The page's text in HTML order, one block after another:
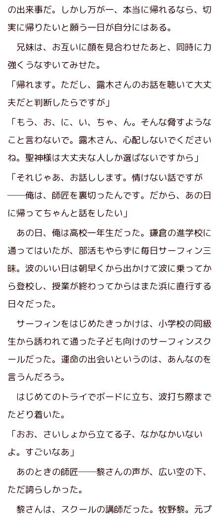
の出来事だ。しかし万が一、本当に帰れるなら、切
実に帰りたいと願う一日が自分にはある。
兄妹は、お互いに顔を見合わせたあと、同時に力
強くうなずいてみせた。
「帰れます。ただし、露木さんのお話を聴いて大丈
夫だと判断したらですが」
「もう、お、に、い、ちゃ、ん。そんな脅すような
こと言わないで。露木さん、心配しないでください
ね。聖神様は大丈夫な人しか選ばないですから」
「それじゃあ、お話しします。情けない話ですが
──俺は、師匠を裏切ったんです。だから、あの日
に帰ってちゃんと話をしたい」
あの日、俺は高校一年生だった。鎌倉の進学校に
通ってはいたが、部活もやらずに毎日サーフィン三
昧。波のいい日は朝早くから出かけて波に乗ってか
ら登校し、授業が終わってからはまた浜に直行する
日々だった。
サーフィンをはじめたきっかけは、小学校の同級
生から誘われて通った子ども向けのサーフィンスク
ールだった。運命の出会いというのは、あんなのを
言うんだろう。
はじめてのトライでボードに立ち、波打ち際まで
たどり着いた。
「おお、さいしょから立てる子、なかなかいない
よ。すごいなあ」
あのときの師匠──黎さんの声が、広い空の下、
ただ誇らしかった。
黎さんは、スクールの講師だった。牧野黎。元プ